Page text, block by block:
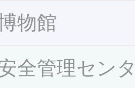
物館
全管理セン